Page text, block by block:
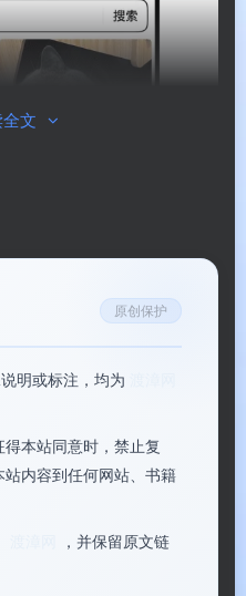
文
原创保护
明或标注，均为
本站同意时，禁止复
内容到任何网站、书籍
，并保留原文链